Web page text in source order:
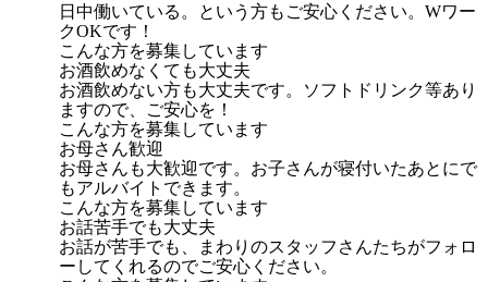
日中働いている。という方もご安心ください。Wワー
クOKです！
こんな方を募集しています
お酒飲めなくても大丈夫
お酒飲めない方も大丈夫です。ソフトドリンク等あり
ますので、ご安心を！
こんな方を募集しています
お母さん歓迎
お母さんも大歓迎です。お子さんが寝付いたあとにで
もアルバイトできます。
こんな方を募集しています
お話苦手でも大丈夫
お話が苦手でも、まわりのスタッフさんたちがフォロ
ーしてくれるのでご安心ください。